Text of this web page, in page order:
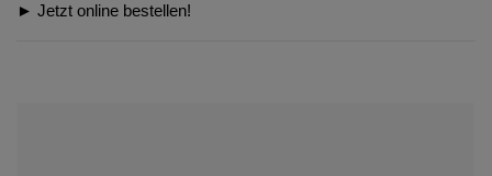
► Jetzt online bestellen!